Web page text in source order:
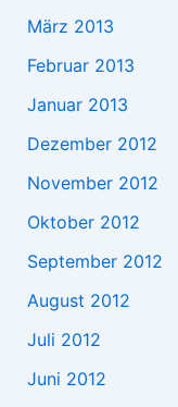
März 2013
Februar 2013
Januar 2013
Dezember 2012
November 2012
Oktober 2012
September 2012
August 2012
Juli 2012
Juni 2012